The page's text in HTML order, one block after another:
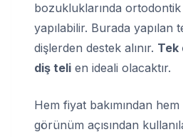
bozukluklarında ortodontik
yapılabilir. Burada yapılan
dişlerden destek alınır. Tek
diş teli en ideali olacaktır.
Hem fiyat bakımından
görünüm açısından